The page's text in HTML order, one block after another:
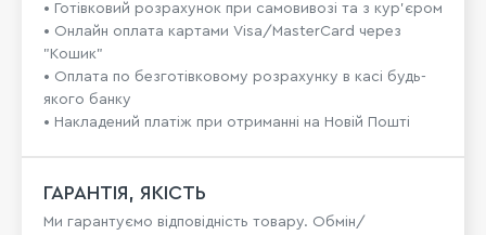
• Готівковий розрахунок при самовивозі та з кур’єром
• Онлайн оплата картами Visa/MasterCard через
"Кошик"
• Оплата по безготівковому розрахунку в касі будь-
якого банку
• Накладений платіж при отриманні на Новій Пошті
ГАРАНТІЯ, ЯКІСТЬ
Ми гарантуємо відповідність товару. Обмін/